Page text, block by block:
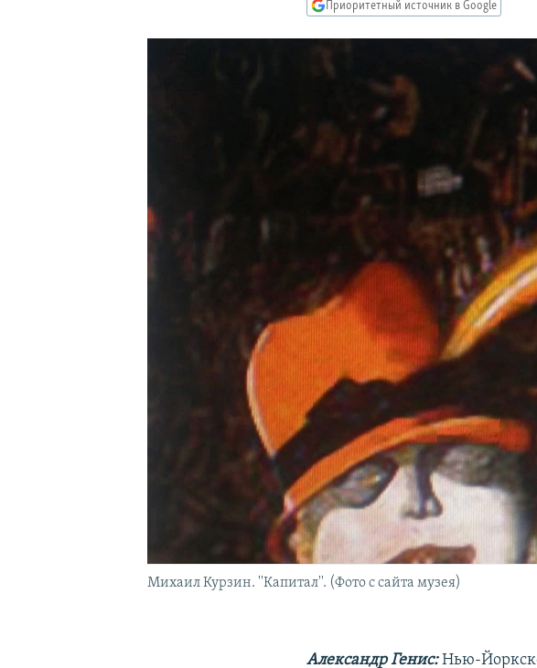
ПОДПИШИТЕСЬ НА РАССЫЛКУ
Приоритетный источник в Google
Михаил Курзин. ''Капитал''. (Фото с сайта музея)
Александр Генис:Нью-